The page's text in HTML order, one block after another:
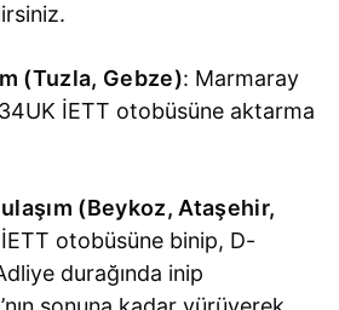
(Tuzla, Gebze): Marmaray
İETT otobüsüne aktarma
ulaşım (Beykoz, Ataşehir,
otobüsüne binip, D-
durağında inip